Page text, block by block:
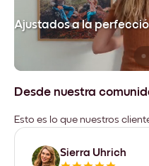
Ajustados a la
Desde nuestra
Esto es lo que nuestros
Sierra Uhrich